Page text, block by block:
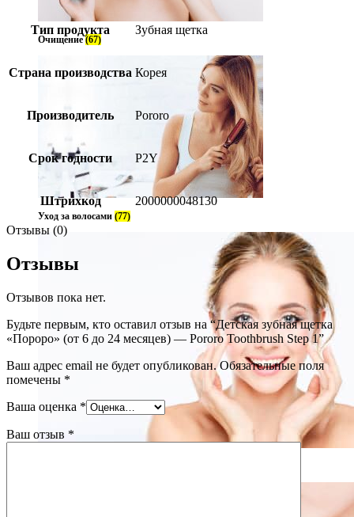
Очищение(67)
Уход за волосами (77)
Тип продукта Зубная щетка
Страна производства Корея
Производитель Pororo
Срок годности P2Y
Штрихкод 2000000048130
Отзывы (0)
Отзывы
Отзывов пока нет.
Будьте первым, кто оставил отзыв на “Детская зубная щетка
«Пороро» (от 6 до 24 месяцев) — Pororo Toothbrush Step 1”
Ваш адрес email не будет опубликован. Обязательные поля
помечены *
Ваша оценка *
Ваш отзыв *